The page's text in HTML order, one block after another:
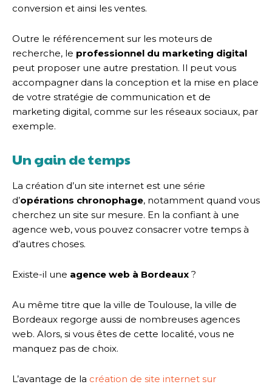
conversion et ainsi les ventes.
Outre le référencement sur les moteurs de
recherche, le professionnel du marketing digital
peut proposer une autre prestation. Il peut vous
accompagner dans la conception et la mise en place
de votre stratégie de communication et de
marketing digital, comme sur les réseaux sociaux, par
exemple.
Un gain de temps
La création d’un site internet est une série
d’opérations chronophage, notamment quand vous
cherchez un site sur mesure. En la confiant à une
agence web, vous pouvez consacrer votre temps à
d’autres choses.
Existe-il une agence web à Bordeaux ?
Au même titre que la ville de Toulouse, la ville de
Bordeaux regorge aussi de nombreuses agences
web. Alors, si vous êtes de cette localité, vous ne
manquez pas de choix.
L’avantage de la création de site internet sur